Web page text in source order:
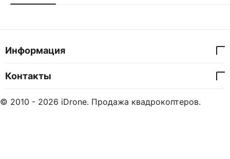
Информация
Контакты
© 2010 - 2026 iDrone. Продажа квадрокоптеров.